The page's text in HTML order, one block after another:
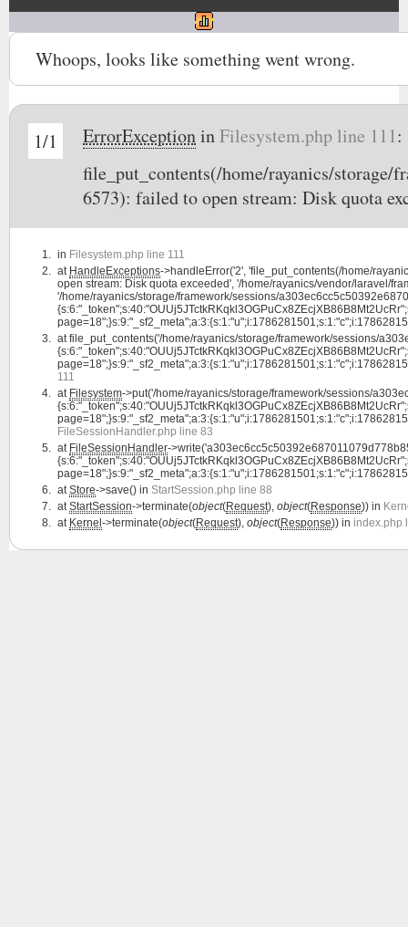
Whoops, looks like something went wrong.
1/1 ErrorExceptioninFilesystem.php line 111:
file_put_contents(/home/rayanics/storage/
6573): failed to open stream: Disk quota
in Filesystem.php line 111
at HandleExceptions->handleError('2', 'file_put_contents(/home/
open stream: Disk quota exceeded', '/home/rayanics/vendor/laravel/
'/home/rayanics/storage/framework/sessions/
atfile_put_contents('/home/rayanics/storage/framework/sessions/
111
at Filesystem->put('/home/rayanics/storage/framework/sessions/
FileSessionHandler.php line 83
at FileSessionHandler-
atStore->save() in StartSession.php line 88
atStartSession->terminate(object(Request), object(Response)) in
at Kernel ->terminate(object(Request), object(Response)) in index.php